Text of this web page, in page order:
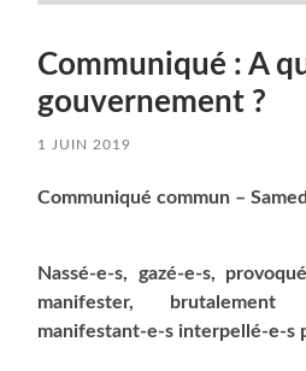
Communiqué : A
gouvernement ?
1 JUIN 2019
Communiqué commun –
Nassé-e-s, gazé-e-s,
manifester,
manifestant-e-s interpellé-e-s